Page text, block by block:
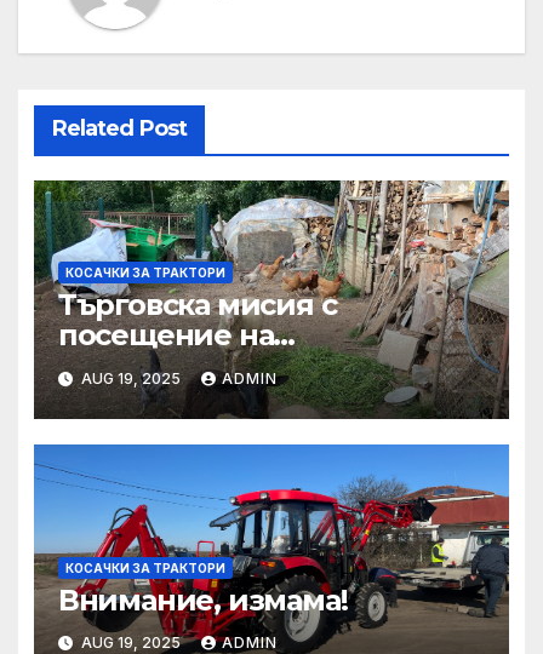
Related Post
КОСАЧКИ ЗА ТРАКТОРИ
Търговска мисия с
посещение на
Mеждународния търговски
панаир CosmeticBusiness
2025
AUG 19, 2025 ADMIN
КОСАЧКИ ЗА ТРАКТОРИ
Внимание, измама!
AUG 19, 2025 ADMIN